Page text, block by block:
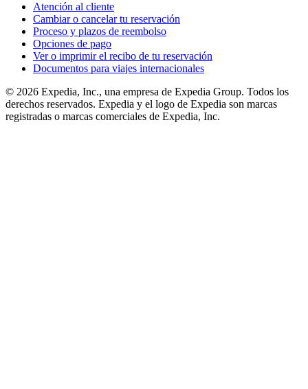
Atención al cliente
Cambiar o cancelar tu reservación
Proceso y plazos de reembolso
Opciones de pago
Ver o imprimir el recibo de tu reservación
Documentos para viajes internacionales
© 2026 Expedia, Inc., una empresa de Expedia Group. Todos los
derechos reservados. Expedia y el logo de Expedia son marcas
registradas o marcas comerciales de Expedia, Inc.